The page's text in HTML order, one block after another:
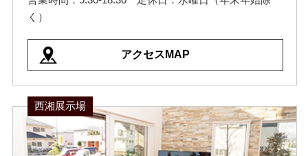
く）
アクセスMAP
西湘展示場